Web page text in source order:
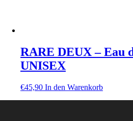
RARE DEUX – Eau
UNISEX
€45,90 In den Warenkorb